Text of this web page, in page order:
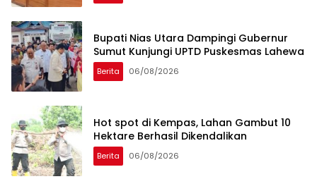
Bupati Nias Utara Dampingi Gubernur
Sumut Kunjungi UPTD Puskesmas Lahewa
Berita 06/08/2026
Hot spot di Kempas, Lahan Gambut 10
Hektare Berhasil Dikendalikan
Berita 06/08/2026